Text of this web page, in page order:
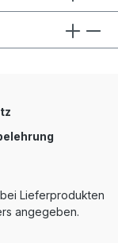
Lieferprodukten
angegeben.